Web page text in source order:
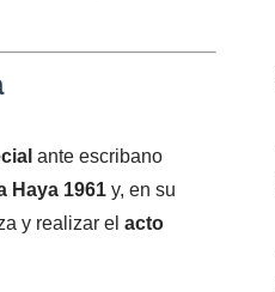
ante escribano
Haya 1961 y, en su
y realizar el acto